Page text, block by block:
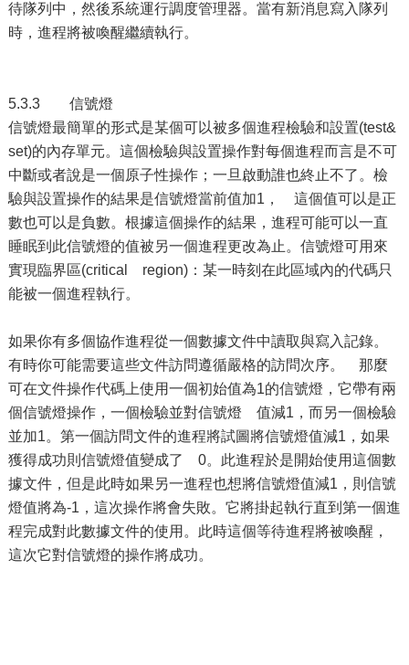
待隊列中，然後系統運行調度管理器。當有新消息寫入隊列
時，進程將被喚醒繼續執行。
5.3.3 信號燈
信號燈最簡單的形式是某個可以被多個進程檢驗和設置(test&
set)的內存單元。這個檢驗與設置操作對每個進程而言是不可
中斷或者說是一個原子性操作；一旦啟動誰也終止不了。檢
驗與設置操作的結果是信號燈當前值加1， 這個值可以是正
數也可以是負數。根據這個操作的結果，進程可能可以一直
睡眠到此信號燈的值被另一個進程更改為止。信號燈可用來
實現臨界區(critical region)：某一時刻在此區域內的代碼只
能被一個進程執行。
如果你有多個協作進程從一個數據文件中讀取與寫入記錄。
有時你可能需要這些文件訪問遵循嚴格的訪問次序。 那麼
可在文件操作代碼上使用一個初始值為1的信號燈，它帶有兩
個信號燈操作，一個檢驗並對信號燈 值減1，而另一個檢驗
並加1。第一個訪問文件的進程將試圖將信號燈值減1，如果
獲得成功則信號燈值變成了 0。此進程於是開始使用這個數
據文件，但是此時如果另一進程也想將信號燈值減1，則信號
燈值將為-1，這次操作將會失敗。它將掛起執行直到第一個進
程完成對此數據文件的使用。此時這個等待進程將被喚醒，
這次它對信號燈的操作將成功。